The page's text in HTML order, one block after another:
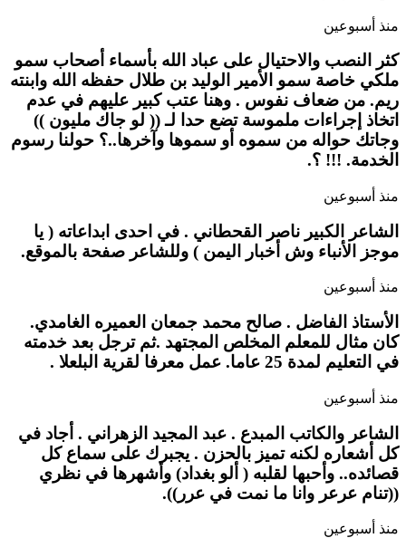
منذ أسبوعين
كثر النصب والاحتيال على عباد الله بأسماء أصحاب سمو
ملكي خاصة سمو الأمير الوليد بن طلال حفظه الله وابنته
ريم. من ضعاف نفوس . وهنا عتب كبير عليهم في عدم
اتخاذ إجراءات ملموسة تضع حدا لـ (( لو جاك مليون ))
وجاتك حواله من سموه أو سموها وآخرها..؟ حولنا رسوم
الخدمة. !!! ؟.
منذ أسبوعين
الشاعر الكبير ناصر القحطاني . في احدى ابداعاته ( يا
موجز الأنباء وش أخبار اليمن ) وللشاعر صفحة بالموقع.
منذ أسبوعين
الأستاذ الفاضل . صالح محمد جمعان العميره الغامدي.
كان مثال للمعلم المخلص المجتهد .ثم ترجل بعد خدمته
في التعليم لمدة 25 عاما. عمل معرفا لقرية البلعلا .
منذ أسبوعين
الشاعر والكاتب المبدع . عبد المجيد الزهراني . أجاد في
كل أشعاره لكنه تميز بالحزن . يجبرك على سماع كل
قصائده.. وأحبها لقلبه ( ألو بغداد) وأشهرها في نظري
((تنام عرعر وانا ما نمت في عرر)).
منذ أسبوعين